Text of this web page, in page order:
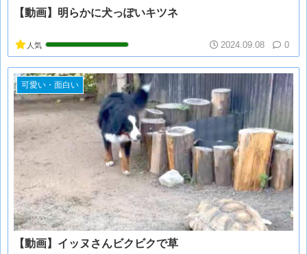
【動画】明らかに犬っぽいキツネ
人気 2024.09.08 0
可愛い・面白い
【動画】イッヌさんビクビクで草